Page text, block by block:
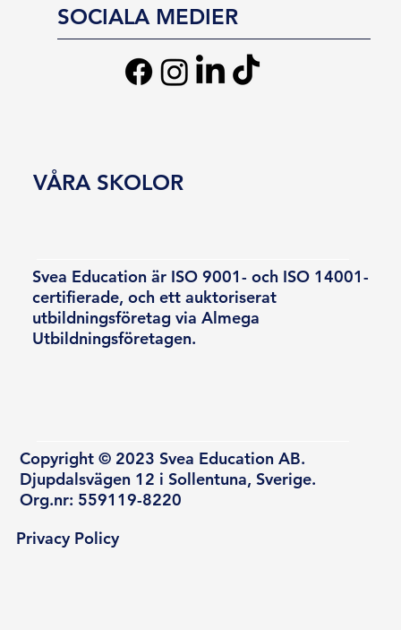
SOCIALA MEDIER
Svea Education är ISO 9001- och ISO 14001-
certifierade, och ett auktoriserat
utbildningsföretag via Almega
Utbildningsföretagen.
Copyright © 2023 Svea Education AB.
Djupdalsvägen 12 i Sollentuna, Sverige.
Org.nr: 559119-8220
VÅRA SKOLOR
Privacy Policy